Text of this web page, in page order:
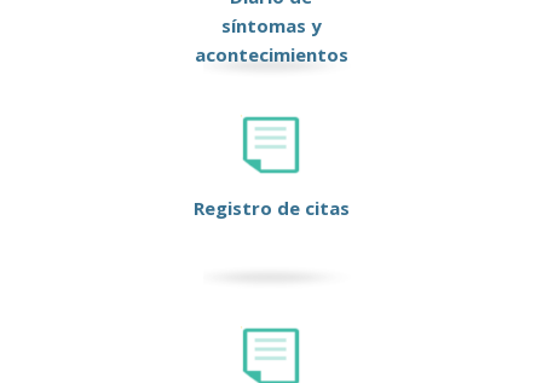
síntomas y
acontecimientos
Registro de citas